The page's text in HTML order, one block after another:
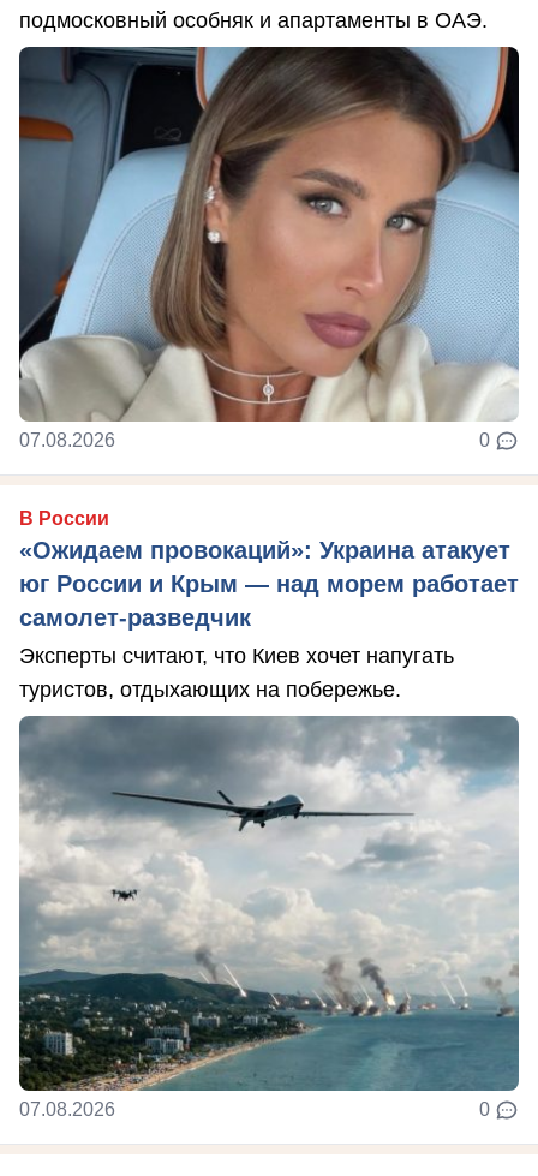
подмосковный особняк и апартаменты в ОАЭ.
07.08.2026 0
В России
«Ожидаем провокаций»: Украина атакует
юг России и Крым — над морем работает
самолет-разведчик
Эксперты считают, что Киев хочет напугать
туристов, отдыхающих на побережье.
07.08.2026 0